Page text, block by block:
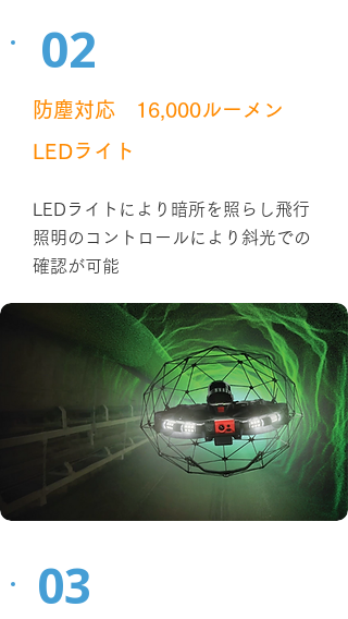
防塵対応 16,000ルーメン
LEDライト
LEDライトにより暗所を照らし飛行
照明のコントロールにより斜光での
確認が可能
02
03